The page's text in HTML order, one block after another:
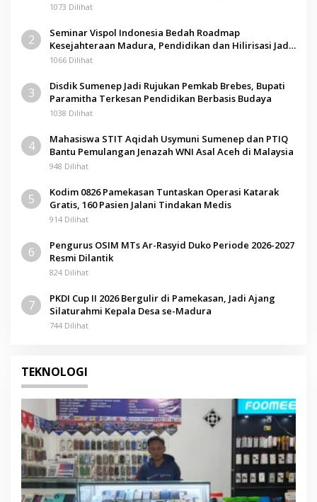
1073 Dilihat
2
Seminar Vispol Indonesia Bedah Roadmap
Kesejahteraan Madura, Pendidikan dan Hilirisasi Jadi
Kunci
1066 Dilihat
3
Disdik Sumenep Jadi Rujukan Pemkab Brebes, Bupati
Paramitha Terkesan Pendidikan Berbasis Budaya
1038 Dilihat
4
Mahasiswa STIT Aqidah Usymuni Sumenep dan PTIQ
Bantu Pemulangan Jenazah WNI Asal Aceh di Malaysia
948 Dilihat
5
Kodim 0826 Pamekasan Tuntaskan Operasi Katarak
Gratis, 160 Pasien Jalani Tindakan Medis
914 Dilihat
6
Pengurus OSIM MTs Ar-Rasyid Duko Periode 2026-2027
Resmi Dilantik
824 Dilihat
7
PKDI Cup II 2026 Bergulir di Pamekasan, Jadi Ajang
Silaturahmi Kepala Desa se-Madura
744 Dilihat
TEKNOLOGI